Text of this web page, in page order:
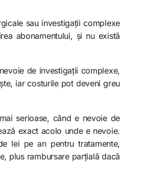
sau investigații complexe
abonamentului, și nu există
de investigații complexe,
iar costurile pot deveni greu
serioase, când e nevoie de
exact acolo unde e nevoie.
lei pe an pentru tratamente,
plus rambursare parțială dacă